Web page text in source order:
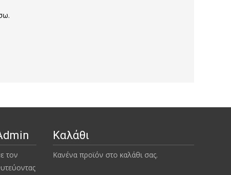
τον
Καλάθι
Κανένα προϊόν στο καλάθι σας.